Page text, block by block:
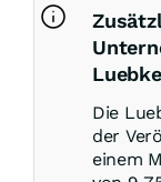
Die
der
einem